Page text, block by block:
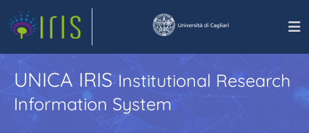
UNICA IRISInstitutional Research
Information System